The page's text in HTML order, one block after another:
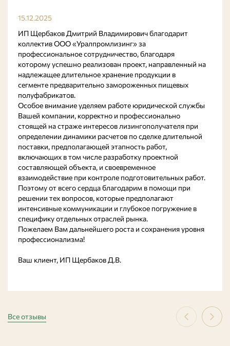
15.12.2025
ИП Щербаков Дмитрий Владимирович благодарит
коллектив ООО «Уралпромлизинг» за
профессиональное сотрудничество, благодаря
которому успешно реализован проект, направленный на
надлежащее длительное хранение продукции в
сегменте предварительно замороженных пищевых
полуфабрикатов.
Особое внимание уделяем работе юридической службы
Вашей компании, корректно и профессионально
стоящей на страже интересов лизингополучателя при
определении динамики расчетов по сделке длительной
поставки, предполагающей этапность работ,
включающих в том числе разработку проектной
составляющей объекта, и своевременное
взаимодействие при контроле подготовительных работ.
Поэтому от всего сердца благодарим в помощи при
решении тех вопросов, которые предполагают
интенсивные коммуникации и глубокое погружение в
специфику отдельных отраслей рынка.
Пожелаем Вам дальнейшего роста и сохранения уровня
профессионализма!
Ваш клиент, ИП Щербаков Д.В.
Все отзывы